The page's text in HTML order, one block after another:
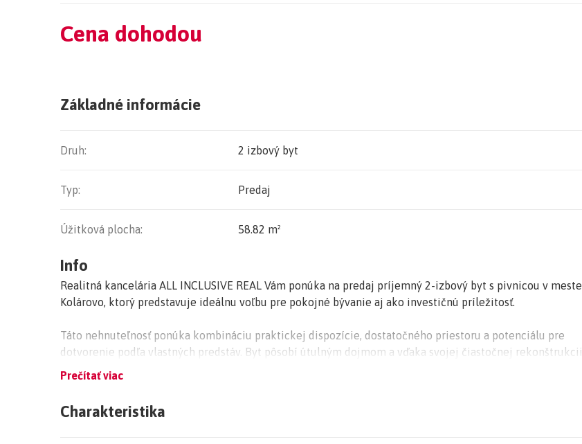
Cena dohodou
Základné informácie
Druh: 2 izbový byt
Typ: Predaj
Úžitková plocha: 58.82 m²
Info
Realitná kancelária ALL INCLUSIVE REAL Vám ponúka na predaj príjemný 2-izbový byt s pivnicou v meste
Kolárovo, ktorý predstavuje ideálnu voľbu pre pokojné bývanie aj ako investičnú príležitosť.
Táto nehnuteľnosť ponúka kombináciu praktickej dispozície, dostatočného priestoru a potenciálu pre
dotvorenie podľa vlastných predstáv. Byt pôsobí útulným dojmom a vďaka svojej čiastočnej rekonštrukcii
poskytuje novému majiteľovi možnosť okamžitého bývania bez nutnosti veľkých počiatočných investícií.
prostredí s dobrou dostupnosťou, tento byt je pre Vás tou správnou voľbou.
Prečítať viac
Charakteristika